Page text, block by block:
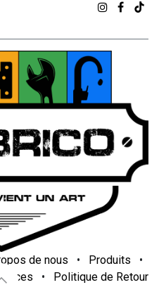
de nous • Produits
•
• Politique de Retour